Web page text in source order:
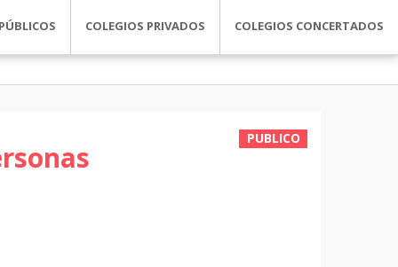
COLEGIOS PRIVADOS COLEGIOS CONCERTADOS
PUBLICO